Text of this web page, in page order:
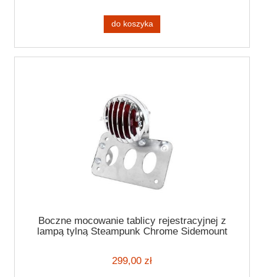
do koszyka
Boczne mocowanie tablicy rejestracyjnej z
lampą tylną Steampunk Chrome Sidemount
299,00 zł